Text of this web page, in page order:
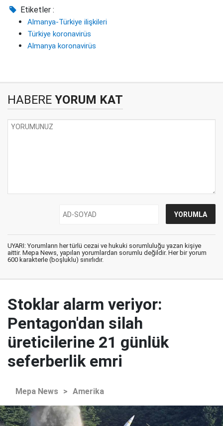
Etiketler :
Almanya-Türkiye ilişkileri
Türkiye koronavirüs
Almanya koronavirüs
HABERE YORUM KAT
UYARI: Yorumların her türlü cezai ve hukuki sorumluluğu yazan kişiye
aittir. Mepa News, yapılan yorumlardan sorumlu değildir. Her bir yorum
600 karakterle (boşluklu) sınırlıdır.
Stoklar alarm veriyor:
Pentagon'dan silah
üreticilerine 21 günlük
seferberlik emri
Mepa News > Amerika